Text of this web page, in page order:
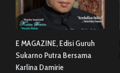
E MAGAZINE, Edisi Guruh
Sukarno Putra Bersama
Karlina Damirie